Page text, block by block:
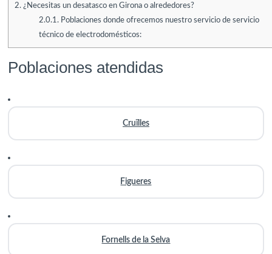
2. ¿Necesitas un desatasco en Girona o alrededores?
2.0.1. Poblaciones donde ofrecemos nuestro servicio de servicio
técnico de electrodomésticos:
Poblaciones atendidas
Cruïlles
Figueres
Fornells de la Selva